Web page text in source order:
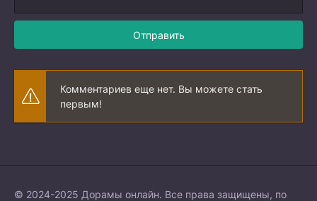
Отправить
Комментариев еще нет. Вы можете стать
первым!
© 2024-2025 Дорамы онлайн. Все права защищены, по